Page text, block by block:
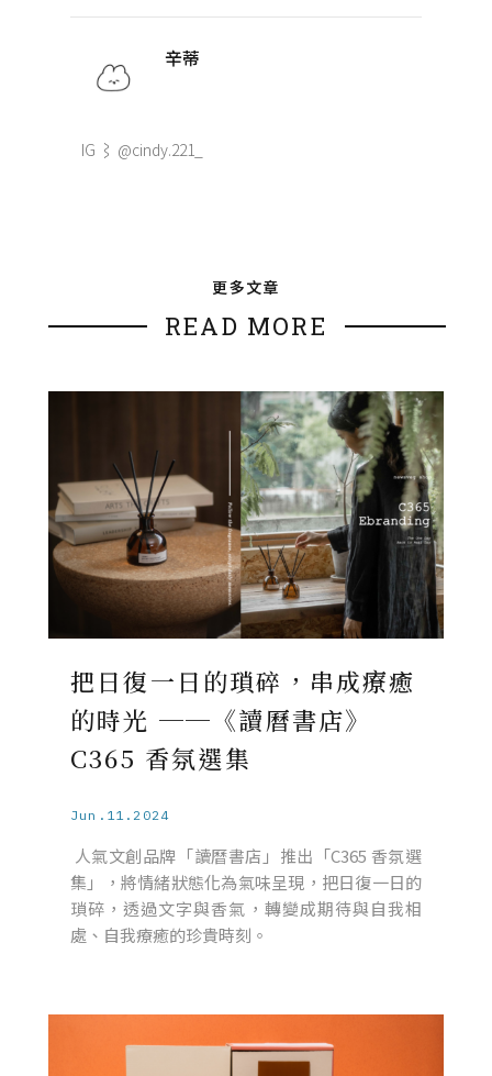
辛蒂
IG ⌇ @cindy.221_
更多文章
READ MORE
把日復一日的瑣碎，串成療癒
的時光 ──《讀曆書店》
C365 香氛選集
Jun.11.2024
人氣文創品牌「讀曆書店」推出「C365 香氛選
集」，將情緒狀態化為氣味呈現，把日復一日的
瑣碎，透過文字與香氣，轉變成期待與自我相
處、自我療癒的珍貴時刻。